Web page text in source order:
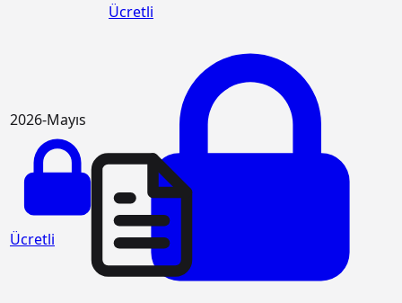
Ücretli
2026-Mayıs
Ücretli